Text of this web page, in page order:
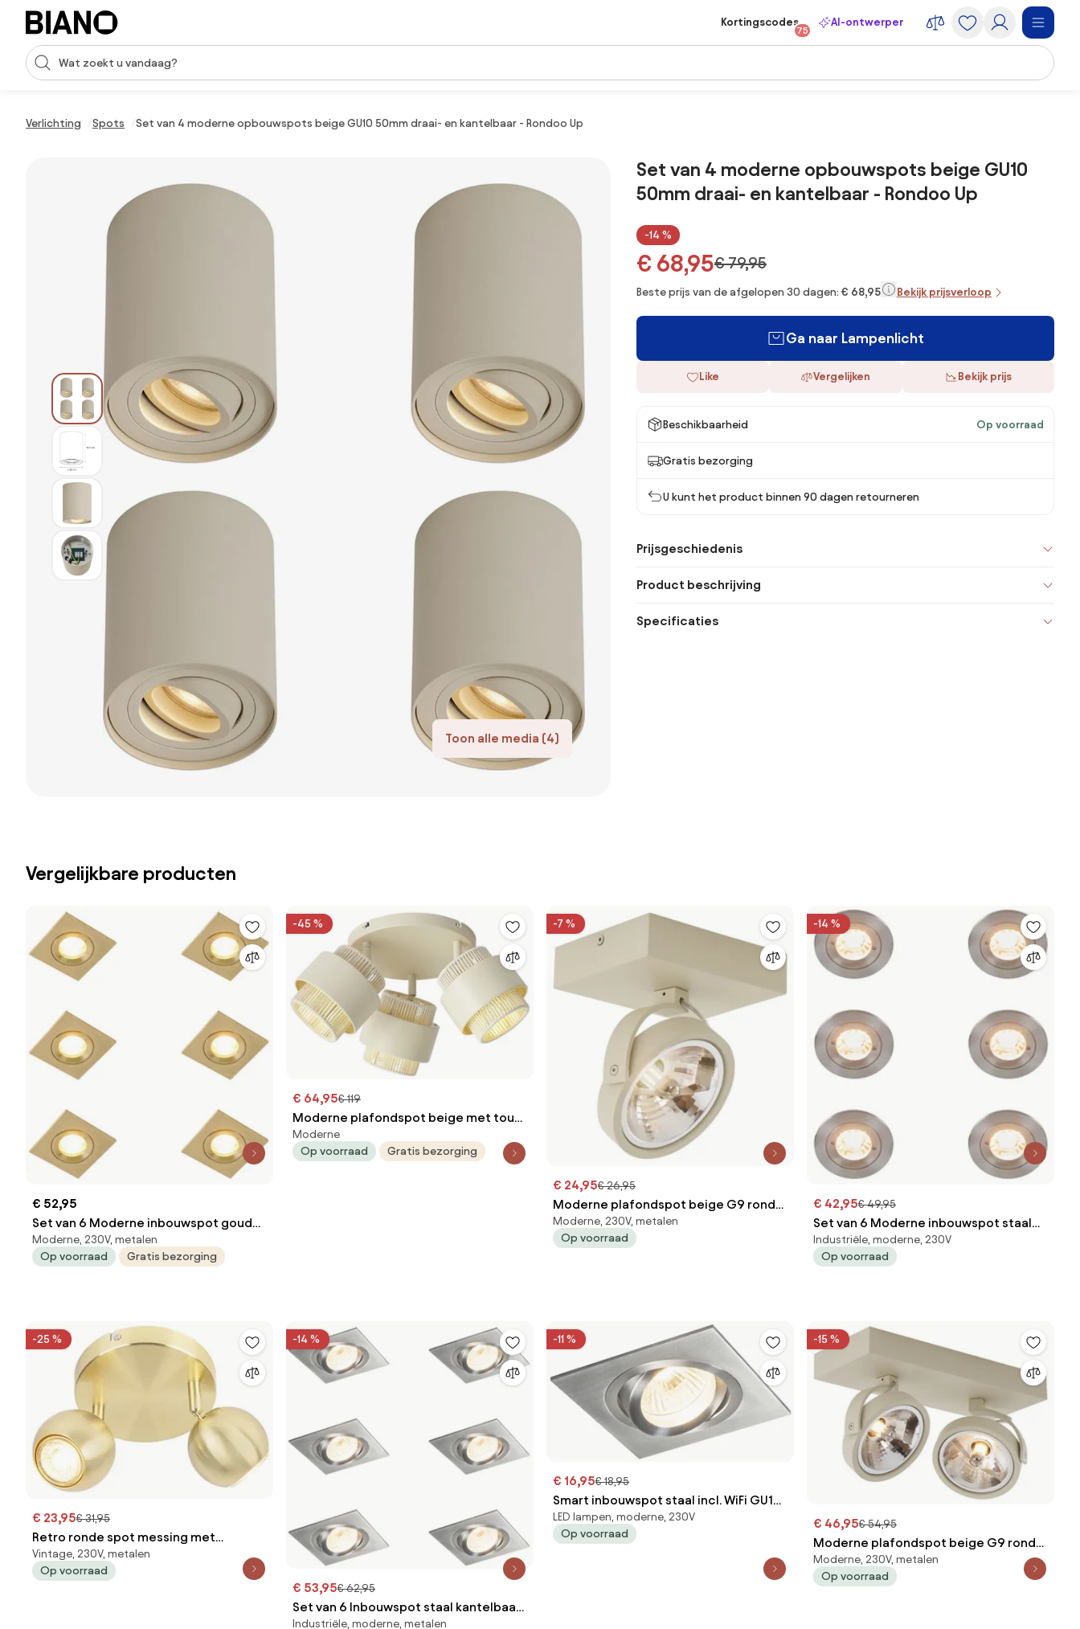
Navigatie overslaan, naar inhoud springen
Zoekopdracht invoeren
Kortingscodes
75
AI-ontwerper
Verlichting Spots Set van 4 moderne opbouwspots beige GU10 50mm draai- en kantelbaar - Rondoo Up
Toon alle media (4)
Set van 4 moderne opbouwspots beige GU10
50mm draai- en kantelbaar - Rondoo Up
-14 %
€ 68,95€ 79,95
Beste prijs van de afgelopen 30 dagen: € 68,95 Bekijk prijsverloop
Ga naar Lampenlicht
Like Vergelijken Bekijk prijs
Beschikbaarheid Op voorraad
Gratis bezorging
U kunt het product binnen 90 dagen retourneren
Prijsgeschiedenis
Product beschrijving
Specificaties
Vergelijkbare producten
€ 52,95
Set van 6 Moderne inbouwspot goud
vierkant IP44 - Xena
Moderne, 230V, metalen
Op voorraad
Gratis bezorging
-45 %
€ 64,95€ 119
Moderne plafondspot beige met touw
3-lichts draai- en kantelbaar - Kora
Moderne
Op voorraad
Gratis bezorging
-7 %
€ 24,95€ 26,95
Moderne plafondspot beige G9 rond
draai- en kantelbaar - Go
Moderne, 230V, metalen
Op voorraad
-14 %
€ 42,95€ 49,95
Set van 6 Moderne inbouwspot staal
rond IP44 - Xena
Industriële, moderne, 230V
Op voorraad
-25 %
€ 23,95€ 31,95
Retro ronde spot messing met
plafondplaat 2-lichts - Gissi
Vintage, 230V, metalen
Op voorraad
-14 %
€ 53,95€ 62,95
Set van 6 Inbouwspot staal kantelbaar
Industriële, moderne, metalen
-11 %
€ 16,95€ 18,95
Smart inbouwspot staal incl. WiFi GU10
kantelbaar - Lock 1
LED lampen, moderne, 230V
Op voorraad
-15 %
€ 46,95€ 54,95
Moderne plafondspot beige G9 rond
draai- en kantelbaar 2-lichts - Go
Moderne, 230V, metalen
Op voorraad